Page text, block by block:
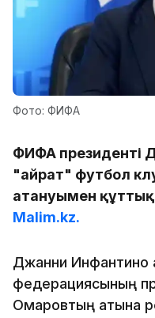
Фото: ФИФА
ФИФА президенті
"Қайрат" футбол
атануымен
Malim.kz.
Джанни Инфантино
федерациясының
Омаровтың атына